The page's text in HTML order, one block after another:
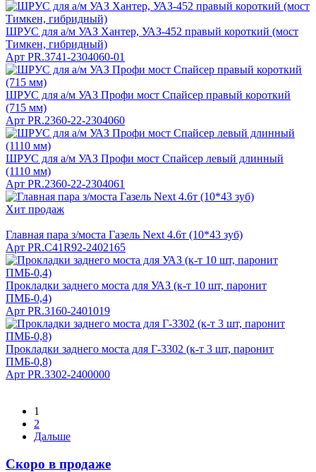
ШРУС для а/м УАЗ Хантер, УАЗ-452 правый короткий (мост
Тимкен, гибридный)
Арт PR.3741-2304060-01
ШРУС для а/м УАЗ Профи мост Спайсер правый короткий
(715 мм)
Арт PR.2360-22-2304060
ШРУС для а/м УАЗ Профи мост Спайсер левый длинный
(1110 мм)
Арт PR.2360-22-2304061
Хит продаж
Главная пара з/моста Газель Next 4.6т (10*43 зуб)
Арт PR.C41R92-2402165
Прокладки заднего моста для УАЗ (к-т 10 шт, паронит
ПМБ-0,4)
Арт PR.3160-2401019
Прокладки заднего моста для Г-3302 (к-т 3 шт, паронит
ПМБ-0,8)
Арт PR.3302-2400000
1
2
Дальше
Скоро в продаже